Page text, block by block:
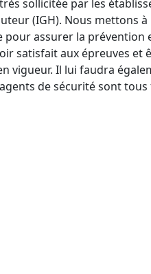
sollicitée par les
(IGH). Nous mettons
pour assurer la prévention
satisfait aux épreuves et
vigueur. Il lui faudra
de sécurité sont